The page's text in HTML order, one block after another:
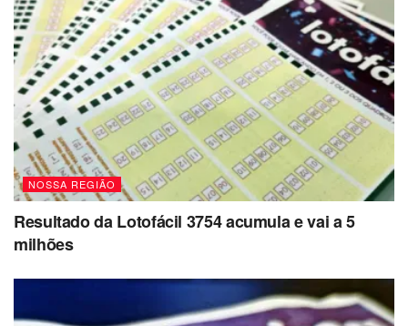
NOSSA REGIÃO
Resultado da Lotofácil 3754 acumula e vai a 5
milhões